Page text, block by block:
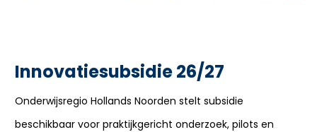
Innovatiesubsidie 26/27
Onderwijsregio Hollands Noorden stelt subsidie
beschikbaar voorpraktijkgericht onderzoek, pilots en